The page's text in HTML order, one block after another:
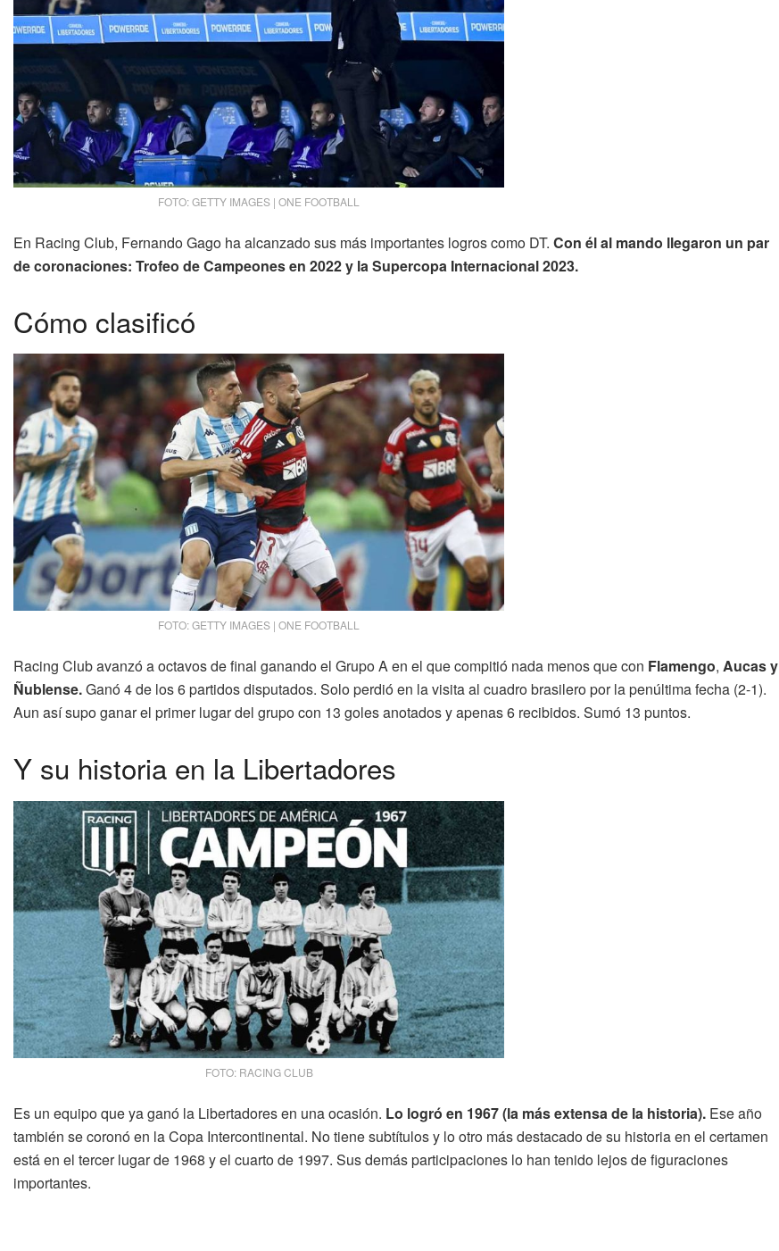
FOTO: GETTY IMAGES | ONE FOOTBALL
En Racing Club, Fernando Gago ha alcanzado sus más importantes logros como DT. Con él al mando llegaron un par
de coronaciones: Trofeo de Campeones en 2022 y la Supercopa Internacional 2023.
Cómo clasificó
FOTO: GETTY IMAGES | ONE FOOTBALL
Racing Club avanzó a octavos de final ganando el Grupo A en el que compitió nada menos que con Flamengo, Aucas y
Ñublense.Ganó 4 de los 6 partidos disputados. Solo perdió en la visita al cuadro brasilero por la penúltima fecha (2-1).
Aun así supo ganar el primer lugar del grupo con 13 goles anotados y apenas 6 recibidos. Sumó 13 puntos.
Y su historia en la Libertadores
FOTO: RACING CLUB
Es un equipo que ya ganó la Libertadores en una ocasión. Lo logró en 1967 (la más extensa de la historia). Ese año
también se coronó en la Copa Intercontinental. No tiene subtítulos y lo otro más destacado de su historia en el certamen
está en el tercer lugar de 1968 y el cuarto de 1997. Sus demás participaciones lo han tenido lejos de figuraciones
importantes.